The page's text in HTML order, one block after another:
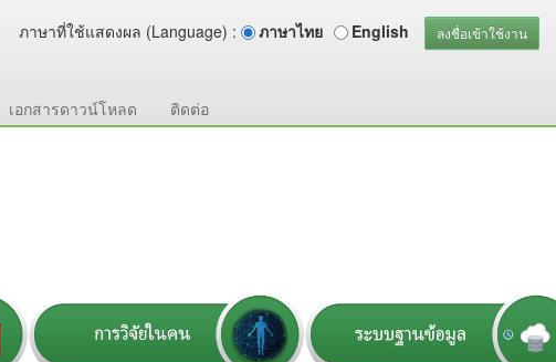
ภาษาที่ใช้แสดงผล (Language) : ภาษาไทย English ลงชื่อเข้าใช้งาน
เอกสารดาวน์โหลด ติดต่อ